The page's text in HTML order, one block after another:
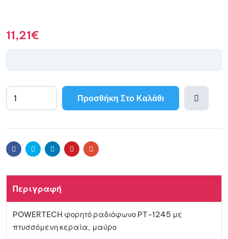
11,21€
Προσθήκη Στο Καλάθι
FacebookTwitter LinkedinPinterestEmail
Περιγραφή
POWERTECH φορητό ραδιόφωνο PT-1245 με
πτυσσόμενη κεραία, μαύρο